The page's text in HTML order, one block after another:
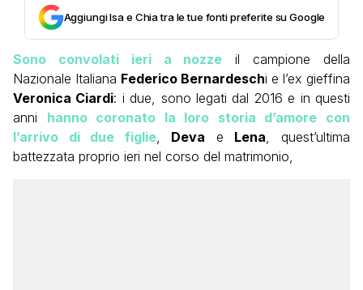
Aggiungi Isa e Chia tra le tue fonti preferite su Google
Sono convolati ieri a nozze il campione della
Nazionale Italiana Federico Bernardeschi e l’ex gieffina
Veronica Ciardi: i due, sono legati dal 2016 e in questi
anni hanno coronato la loro storia d’amore con
l’arrivo di due figlie, Deva e Lena, quest’ultima
battezzata proprio ieri nel corso del matrimonio,